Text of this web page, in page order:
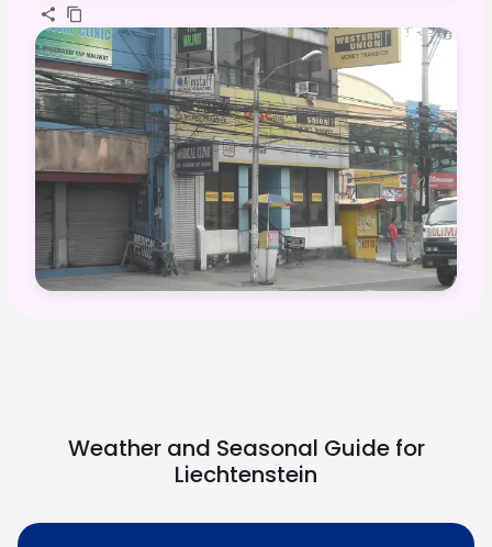
Weather and Seasonal Guide for
Liechtenstein